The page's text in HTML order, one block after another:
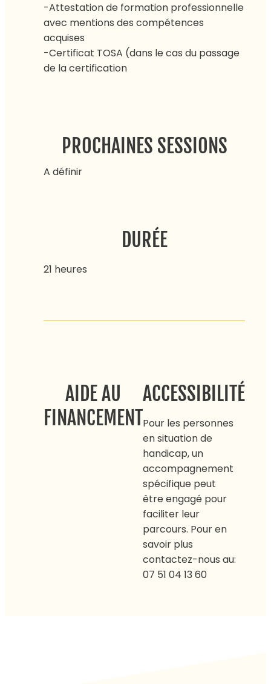
-Attestation de formation professionnelle
avec mentions des compétences
acquises
-Certificat TOSA (dans le cas du passage
de la certification
PROCHAINES SESSIONS
A définir
DURÉE
21 heures
AIDE AU
FINANCEMENT
ACCESSIBILITÉ
Pour les personnes
en situation de
handicap, un
accompagnement
spécifique peut
être engagé pour
faciliter leur
parcours. Pour en
savoir plus
contactez-nous au:
07 51 04 13 60